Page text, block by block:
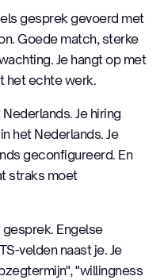
gesprek gevoerd met
Goede match, sterke
Je hangt op met
het echte werk.
Je hiring
het Nederlands. Je
geconfigureerd. En
straks moet
gesprek. Engelse
velden naast je. Je
"willingness